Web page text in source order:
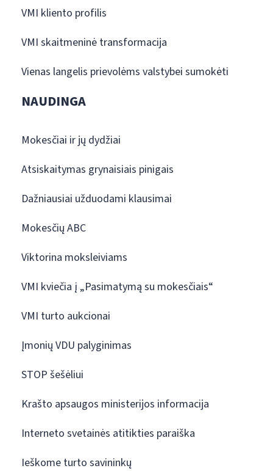
VMI kliento profilis
VMI skaitmeninė transformacija
Vienas langelis prievolėms valstybei sumokėti
NAUDINGA
Mokesčiai ir jų dydžiai
Atsiskaitymas grynaisiais pinigais
Dažniausiai užduodami klausimai
Mokesčių ABC
Viktorina moksleiviams
VMI kviečia į „Pasimatymą su mokesčiais“
VMI turto aukcionai
Įmonių VDU palyginimas
STOP šešėliui
Krašto apsaugos ministerijos informacija
Interneto svetainės atitikties paraiška
Ieškome turto savininkų